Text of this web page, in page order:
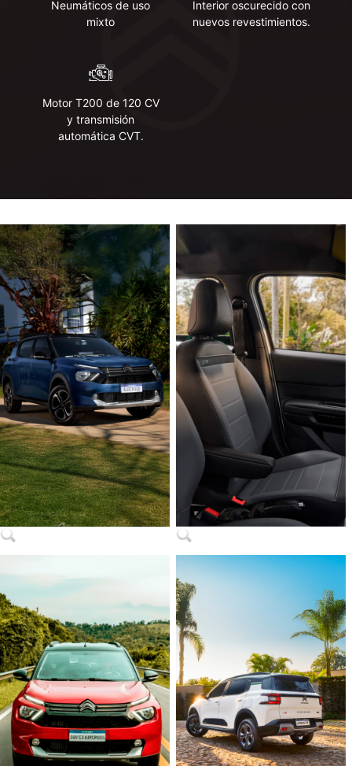
Neumáticos de uso
mixto
Interior oscurecido con
nuevos revestimientos.
Motor T200 de 120 CV
y ​​transmisión
automática CVT.